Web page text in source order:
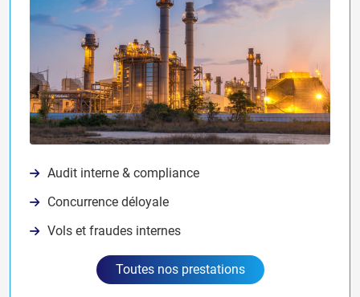
Audit interne & compliance
Concurrence déloyale
Vols et fraudes internes
Toutes nos prestations